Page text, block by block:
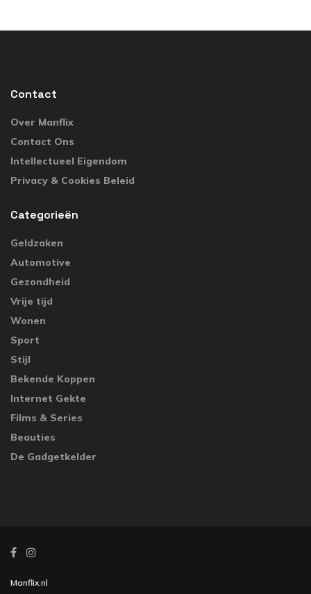
Contact
Over Manflix
Contact Ons
Intellectueel Eigendom
Privacy & Cookies Beleid
Categorieën
Geldzaken
Automotive
Gezondheid
Vrije tijd
Wonen
Sport
Stijl
Bekende Koppen
Internet Gekte
Films & Series
Beauties
De Gadgetkelder
Manflix.nl